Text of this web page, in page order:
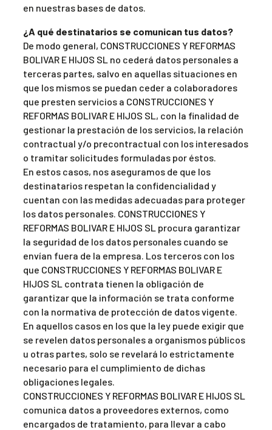
en nuestras bases de datos.
¿A qué destinatarios se comunican tus datos?
De modo general, CONSTRUCCIONES Y REFORMAS
BOLIVAR E HIJOS SL no cederá datos personales a
terceras partes, salvo en aquellas situaciones en
que los mismos se puedan ceder a colaboradores
que presten servicios a CONSTRUCCIONES Y
REFORMAS BOLIVAR E HIJOS SL, con la finalidad de
gestionar la prestación de los servicios, la relación
contractual y/o precontractual con los interesados
o tramitar solicitudes formuladas por éstos.
En estos casos, nos aseguramos de que los
destinatarios respetan la confidencialidad y
cuentan con las medidas adecuadas para proteger
los datos personales. CONSTRUCCIONES Y
REFORMAS BOLIVAR E HIJOS SL procura garantizar
la seguridad de los datos personales cuando se
envían fuera de la empresa. Los terceros con los
que CONSTRUCCIONES Y REFORMAS BOLIVAR E
HIJOS SL contrata tienen la obligación de
garantizar que la información se trata conforme
con la normativa de protección de datos vigente.
En aquellos casos en los que la ley puede exigir que
se revelen datos personales a organismos públicos
u otras partes, solo se revelará lo estrictamente
necesario para el cumplimiento de dichas
obligaciones legales.
CONSTRUCCIONES Y REFORMAS BOLIVAR E HIJOS SL
comunica datos a proveedores externos, como
encargados de tratamiento, para llevar a cabo